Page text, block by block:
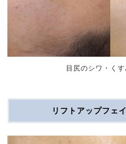
目尻のシワ・く
リフトアップフェ